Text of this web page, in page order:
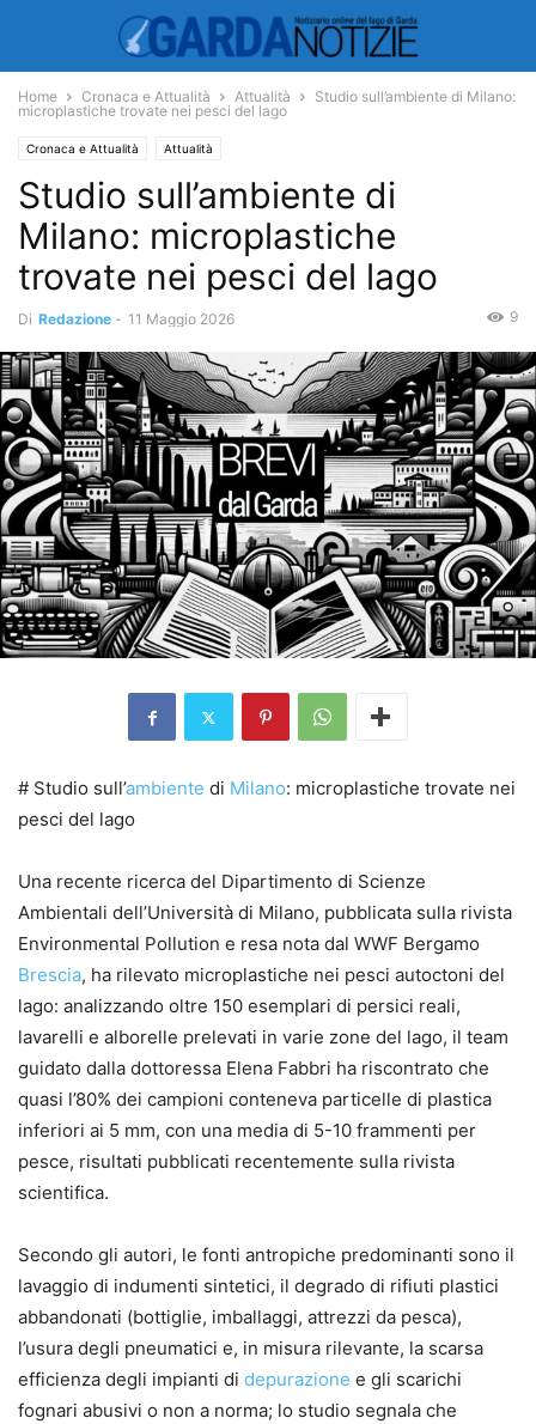
Home Cronaca e Attualità Attualità
Studio sull’ambiente di Milano:
microplastiche trovate nei pesci del lago
Cronaca e Attualità Attualità
Studio sull’ambiente di
Milano: microplastiche
trovate nei pesci del lago
Di Redazione - 11 Maggio 2026 9
# Studio sull’ambiente di Milano: microplastiche trovate nei
pesci del lago
Una recente ricerca del Dipartimento di Scienze
Ambientali dell’Università di Milano, pubblicata sulla rivista
Environmental Pollution e resa nota dal WWF Bergamo
Brescia, ha rilevato microplastiche nei pesci autoctoni del
lago: analizzando oltre 150 esemplari di persici reali,
lavarelli e alborelle prelevati in varie zone del lago, il team
guidato dalla dottoressa Elena Fabbri ha riscontrato che
quasi l’80% dei campioni conteneva particelle di plastica
inferiori ai 5 mm, con una media di 5-10 frammenti per
pesce, risultati pubblicati recentemente sulla rivista
scientifica.
Secondo gli autori, le fonti antropiche predominanti sono il
lavaggio di indumenti sintetici, il degrado di rifiuti plastici
abbandonati (bottiglie, imballaggi, attrezzi da pesca),
l’usura degli pneumatici e, in misura rilevante, la scarsa
efficienza degli impianti di depurazione e gli scarichi
fognari abusivi o non a norma; lo studio segnala che